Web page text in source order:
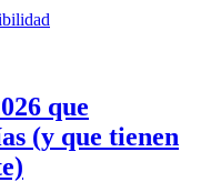
que
(y que tienen